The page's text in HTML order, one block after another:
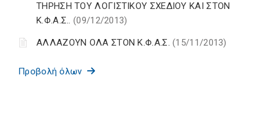
ΤΗΡΗΣΗ ΤΟΥ ΛΟΓΙΣΤΙΚΟΥ ΣΧΕΔΙΟΥ ΚΑΙ ΣΤΟΝ
Κ.Φ.Α.Σ.. (09/12/2013)
ΑΛΛΑΖΟΥΝ ΟΛΑ ΣΤΟΝ Κ.Φ.Α.Σ.(15/11/2013)
Προβολή όλων